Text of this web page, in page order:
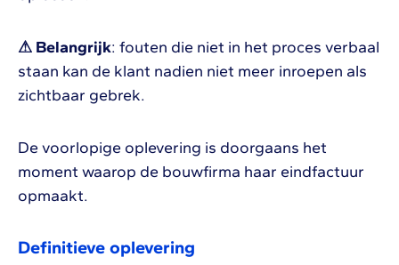
⚠ Belangrijk: fouten die niet in het proces verbaal
staan kan de klant nadien niet meer inroepen als
zichtbaar gebrek.
De voorlopige oplevering is doorgaans het
moment waarop de bouwfirma haar eindfactuur
opmaakt.
Definitieve oplevering